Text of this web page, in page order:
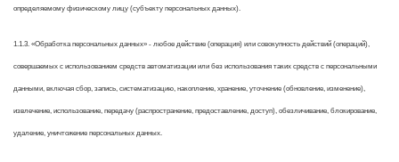
определяемому физическому лицу (субъекту персональных данных).
1.1.3. «Обработка персональных данных» - любое действие (операция) или совокупность действий (операций),
совершаемых с использованием средств автоматизации или без использования таких средств с персональными
данными, включая сбор, запись, систематизацию, накопление, хранение, уточнение (обновление, изменение),
извлечение, использование, передачу (распространение, предоставление, доступ), обезличивание, блокирование,
удаление, уничтожение персональных данных.